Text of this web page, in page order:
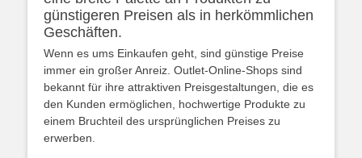
günstigeren Preisen als in herkömmlichen
Geschäften.
Wenn es ums Einkaufen geht, sind günstige Preise
immer ein großer Anreiz. Outlet-Online-Shops sind
bekannt für ihre attraktiven Preisgestaltungen, die es
den Kunden ermöglichen, hochwertige Produkte zu
einem Bruchteil des ursprünglichen Preises zu
erwerben.